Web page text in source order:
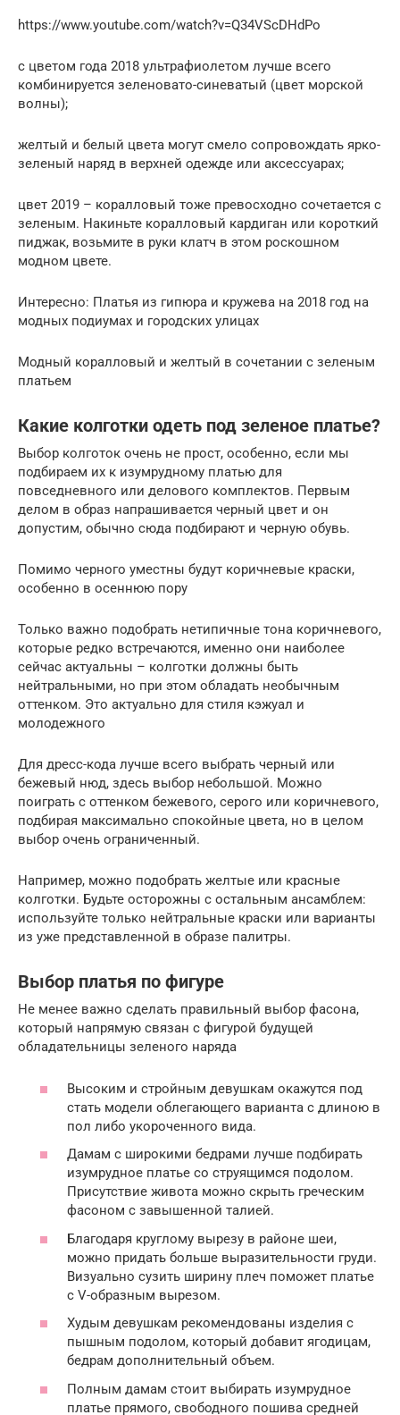
https://www.youtube.com/watch?v=Q34VScDHdPo
с цветом года 2018 ультрафиолетом лучше всего
комбинируется зеленовато-синеватый (цвет морской
волны);
желтый и белый цвета могут смело сопровождать ярко-
зеленый наряд в верхней одежде или аксессуарах;
цвет 2019 – коралловый тоже превосходно сочетается с
зеленым. Накиньте коралловый кардиган или короткий
пиджак, возьмите в руки клатч в этом роскошном
модном цвете.
Интересно: Платья из гипюра и кружева на 2018 год на
модных подиумах и городских улицах
Модный коралловый и желтый в сочетании с зеленым
платьем
Какие колготки одеть под зеленое платье?
Выбор колготок очень не прост, особенно, если мы
подбираем их к изумрудному платью для
повседневного или делового комплектов. Первым
делом в образ напрашивается черный цвет и он
допустим, обычно сюда подбирают и черную обувь.
Помимо черного уместны будут коричневые краски,
особенно в осеннюю пору
Только важно подобрать нетипичные тона коричневого,
которые редко встречаются, именно они наиболее
сейчас актуальны – колготки должны быть
нейтральными, но при этом обладать необычным
оттенком. Это актуально для стиля кэжуал и
молодежного
Для дресс-кода лучше всего выбрать черный или
бежевый нюд, здесь выбор небольшой. Можно
поиграть с оттенком бежевого, серого или коричневого,
подбирая максимально спокойные цвета, но в целом
выбор очень ограниченный.
Например, можно подобрать желтые или красные
колготки. Будьте осторожны с остальным ансамблем:
используйте только нейтральные краски или варианты
из уже представленной в образе палитры.
Выбор платья по фигуре
Не менее важно сделать правильный выбор фасона,
который напрямую связан с фигурой будущей
обладательницы зеленого наряда
Высоким и стройным девушкам окажутся под
стать модели облегающего варианта с длиною в
пол либо укороченного вида.
Дамам с широкими бедрами лучше подбирать
изумрудное платье со струящимся подолом.
Присутствие живота можно скрыть греческим
фасоном с завышенной талией.
Благодаря круглому вырезу в районе шеи,
можно придать больше выразительности груди.
Визуально сузить ширину плеч поможет платье
с V-образным вырезом.
Худым девушкам рекомендованы изделия с
пышным подолом, который добавит ягодицам,
бедрам дополнительный объем.
Полным дамам стоит выбирать изумрудное
платье прямого, свободного пошива средней